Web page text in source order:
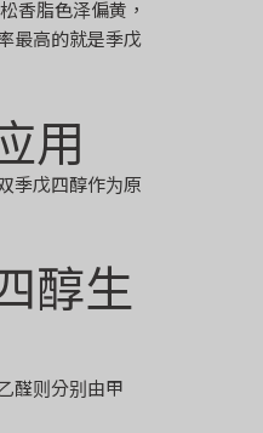
香脂色泽偏黄，
最高的就是季戊
用
季戊四醇作为原
醇生
醛则分别由甲